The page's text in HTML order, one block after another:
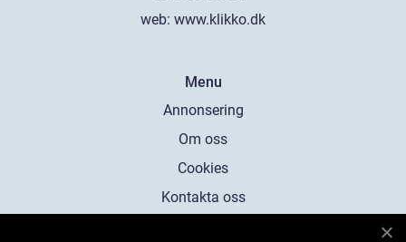
web: www.klikko.dk
Menu
Annonsering
Om oss
Cookies
Kontakta oss